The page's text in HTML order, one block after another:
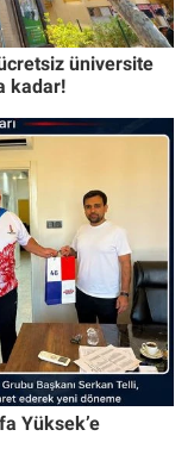
üniversite
kadar!
Yüksek’e